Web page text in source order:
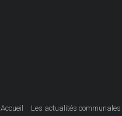
Accueil
Les actualités communales